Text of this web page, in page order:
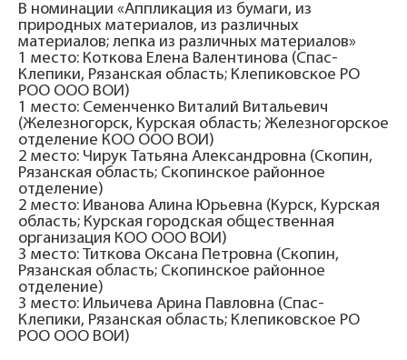
В номинации «Аппликация из бумаги, из
природных материалов, из различных
материалов; лепка из различных материалов»
1 место: Коткова Елена Валентинова (Спас-
Клепики, Рязанская область; Клепиковское РО
РОО ООО ВОИ)
1 место: Семенченко Виталий Витальевич
(Железногорск, Курская область; Железногорское
отделение КОО ООО ВОИ)
2 место: Чирук Татьяна Александровна (Скопин,
Рязанская область; Скопинское районное
отделение)
2 место: Иванова Алина Юрьевна (Курск, Курская
область; Курская городская общественная
организация КОО ООО ВОИ)
3 место: Титкова Оксана Петровна (Скопин,
Рязанская область; Скопинское районное
отделение)
3 место: Ильичева Арина Павловна (Спас-
Клепики, Рязанская область; Клепиковское РО
РОО ООО ВОИ)